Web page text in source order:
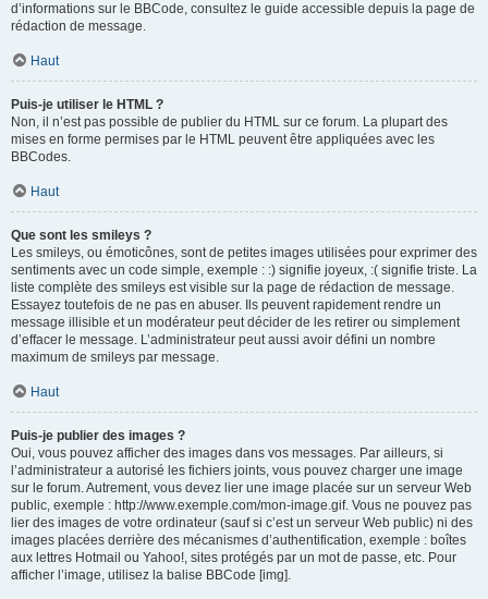
d’informations sur le BBCode, consultez le guide accessible depuis la page de
rédaction de message.
Haut
Puis-je utiliser le HTML ?
Non, il n’est pas possible de publier du HTML sur ce forum. La plupart des
mises en forme permises par le HTML peuvent être appliquées avec les
BBCodes.
Haut
Que sont les smileys ?
Les smileys, ou émoticônes, sont de petites images utilisées pour exprimer des
sentiments avec un code simple, exemple : :) signifie joyeux, :( signifie triste. La
liste complète des smileys est visible sur la page de rédaction de message.
Essayez toutefois de ne pas en abuser. Ils peuvent rapidement rendre un
message illisible et un modérateur peut décider de les retirer ou simplement
d’effacer le message. L’administrateur peut aussi avoir défini un nombre
maximum de smileys par message.
Haut
Puis-je publier des images ?
Oui, vous pouvez afficher des images dans vos messages. Par ailleurs, si
l’administrateur a autorisé les fichiers joints, vous pouvez charger une image
sur le forum. Autrement, vous devez lier une image placée sur un serveur Web
public, exemple : http://www.exemple.com/mon-image.gif. Vous ne pouvez pas
lier des images de votre ordinateur (sauf si c’est un serveur Web public) ni des
images placées derrière des mécanismes d’authentification, exemple : boîtes
aux lettres Hotmail ou Yahoo!, sites protégés par un mot de passe, etc. Pour
afficher l’image, utilisez la balise BBCode [img].